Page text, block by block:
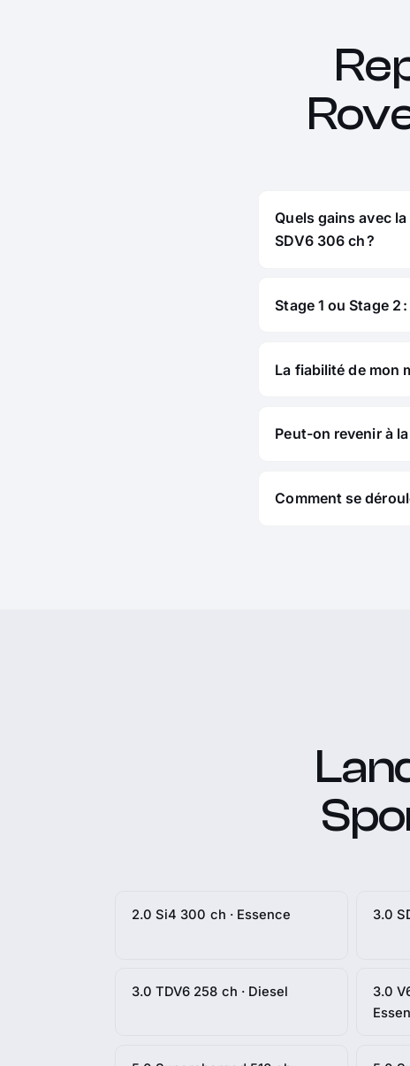
Quels gains avec
SDV6 306 ch ?
Stage 1 ou Stage 2
La fiabilité de mon
Peut-on revenir à
Comment se
2.0 Si4 300 ch · Essence 3.0
3.0 TDV6 258 ch · Diesel
3.0